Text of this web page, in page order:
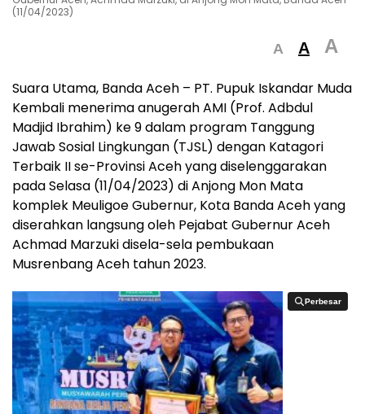
(11/04/2023)
A A A
Suara Utama, Banda Aceh – PT. Pupuk Iskandar Muda
Kembali menerima anugerah AMI (Prof. Adbdul
Madjid Ibrahim) ke 9 dalam program Tanggung
Jawab Sosial Lingkungan (TJSL) dengan Katagori
Terbaik II se-Provinsi Aceh yang diselenggarakan
pada Selasa (11/04/2023) di Anjong Mon Mata
komplek Meuligoe Gubernur, Kota Banda Aceh yang
diserahkan langsung oleh Pejabat Gubernur Aceh
Achmad Marzuki disela-sela pembukaan
Musrenbang Aceh tahun 2023.
Perbesar
Perbesar